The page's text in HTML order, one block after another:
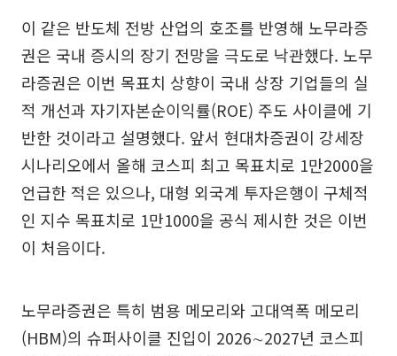
이 같은 반도체 전방 산업의 호조를 반영해 노무라증
권은 국내 증시의 장기 전망을 극도로 낙관했다. 노무
라증권은 이번 목표치 상향이 국내 상장 기업들의 실
적 개선과 자기자본순이익률(ROE) 주도 사이클에 기
반한 것이라고 설명했다. 앞서 현대차증권이 강세장
시나리오에서 올해 코스피 최고 목표치로 1만2000을
언급한 적은 있으나, 대형 외국계 투자은행이 구체적
인 지수 목표치로 1만1000을 공식 제시한 것은 이번
이 처음이다.
노무라증권은 특히 범용 메모리와 고대역폭 메모리
(HBM)의 슈퍼사이클 진입이 2026∼2027년 코스피